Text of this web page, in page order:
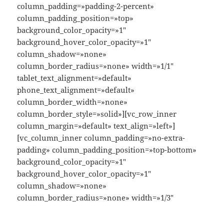
column_padding=»padding-2-percent»
column_padding_position=»top»
background_color_opacity=»1″
background_hover_color_opacity=»1″
column_shadow=»none»
column_border_radius=»none» width=»1/1″
tablet_text_alignment=»default»
phone_text_alignment=»default»
column_border_width=»none»
column_border_style=»solid»][vc_row_inner
column_margin=»default» text_align=»left»]
[vc_column_inner column_padding=»no-extra-
padding» column_padding_position=»top-bottom»
background_color_opacity=»1″
background_hover_color_opacity=»1″
column_shadow=»none»
column_border_radius=»none» width=»1/3″